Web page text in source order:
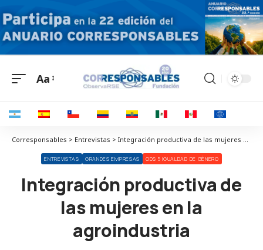
Aa
Corresponsables > Entrevistas > Integración productiva de las mujeres en la agroindustria
ENTREVISTAS GRANDES EMPRESAS ODS 5 IGUALDAD DE GÉNERO
Integración productiva de
las mujeres en la
agroindustria